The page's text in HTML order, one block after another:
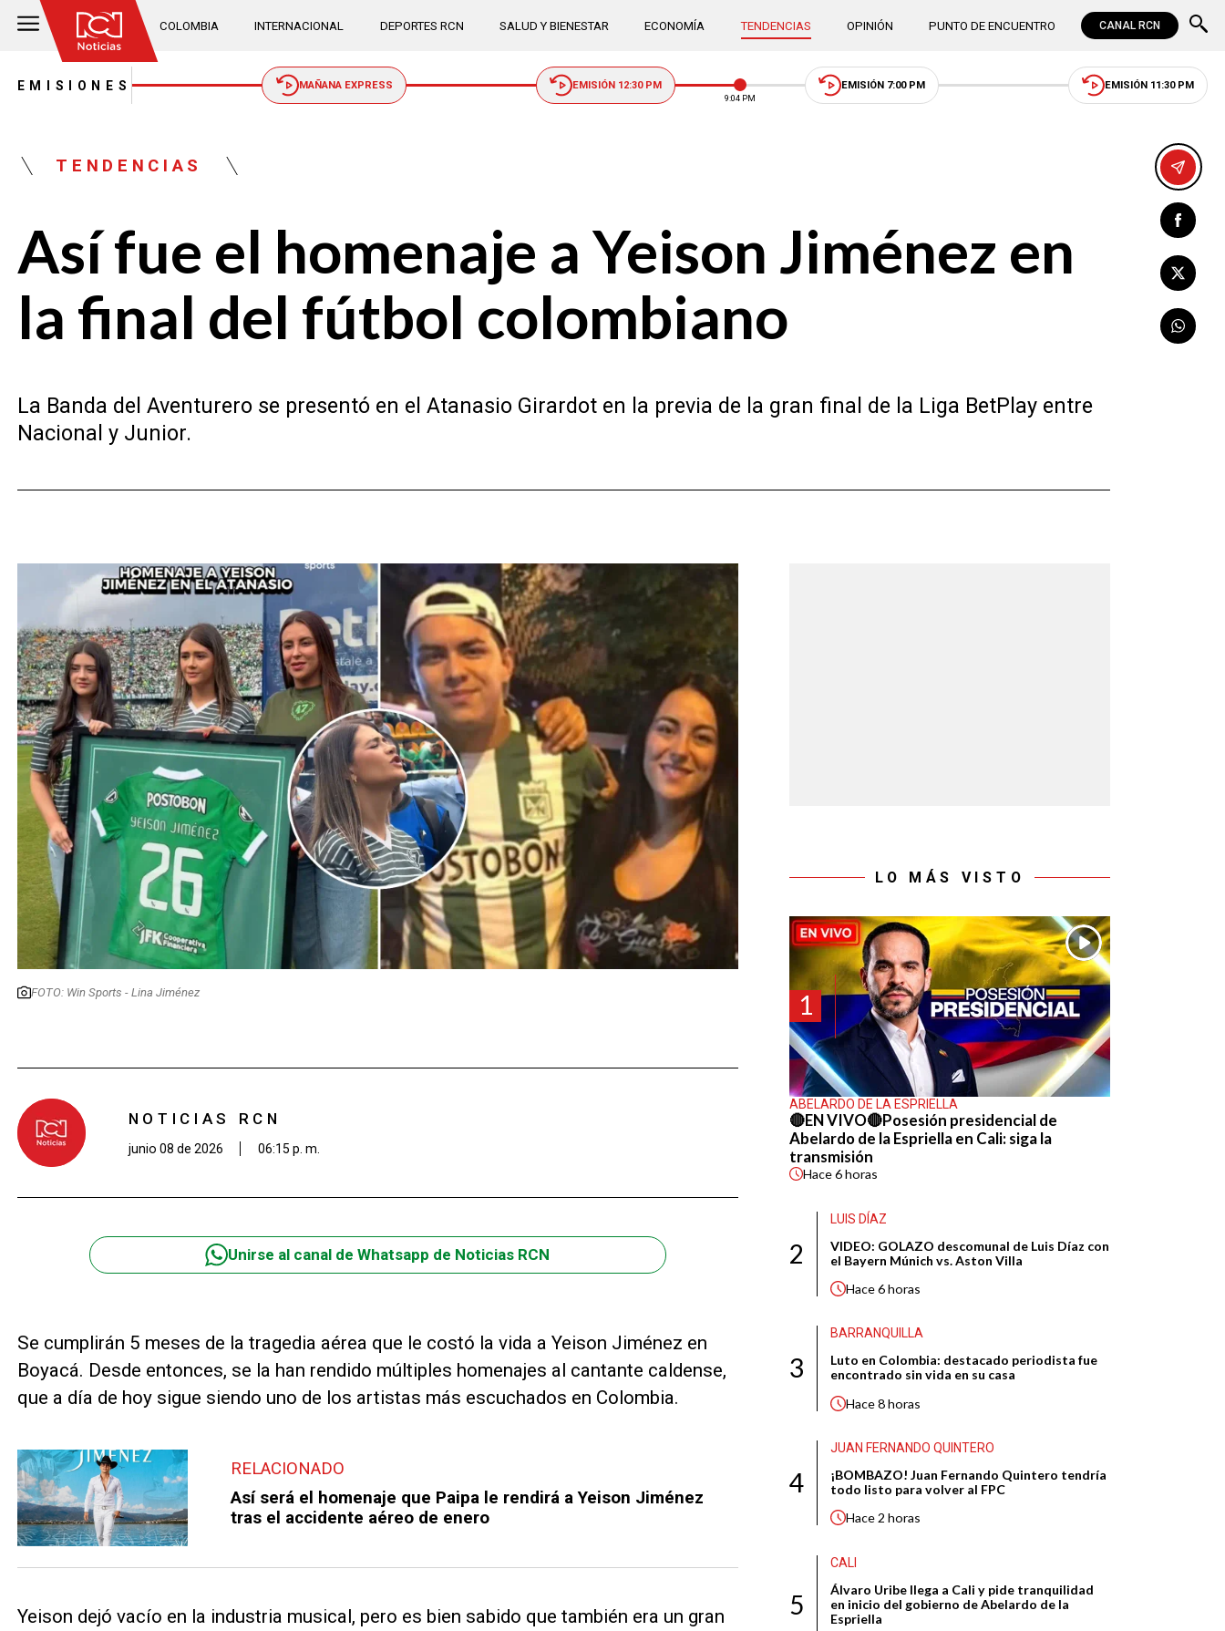
COLOMBIA INTERNACIONAL DEPORTES RCN SALUD Y BIENESTAR ECONOMÍA TENDENCIAS OPINIÓN PUNTO DE ENCUENTRO CANAL RCN
EMISIONES MAÑANA EXPRESS EMISIÓN 12:30 PM
9:04 PM
EMISIÓN 7:00 PM EMISIÓN 11:30 PM
TENDENCIAS
Así fue el homenaje a Yeison Jiménez en
la final del fútbol colombiano
La Banda del Aventurero se presentó en el Atanasio Girardot en la previa de la gran final de la Liga BetPlay entre
Nacional y Junior.
FOTO: Win Sports - Lina Jiménez
NOTICIAS RCN
junio 08 de 2026 06:15 p. m.
Unirse al canal de Whatsapp de Noticias RCN
Se cumplirán 5 meses de la tragedia aérea que le costó la vida a Yeison Jiménez en
Boyacá. Desde entonces, se la han rendido múltiples homenajes al cantante caldense,
que a día de hoy sigue siendo uno de los artistas más escuchados en Colombia.
RELACIONADO
Así será el homenaje que Paipa le rendirá a Yeison Jiménez
tras el accidente aéreo de enero
Yeison dejó vacío en la industria musical, pero es bien sabido que también era un gran
LO MÁS VISTO
1
ABELARDO DE LA ESPRIELLA
🔴EN VIVO🔴Posesión presidencial de
Abelardo de la Espriella en Cali: siga la
transmisión
Hace6 horas
2
LUIS DÍAZ
VIDEO: GOLAZO descomunal de Luis Díaz con
el Bayern Múnich vs. Aston Villa
Hace6 horas
3
BARRANQUILLA
Luto en Colombia: destacado periodista fue
encontrado sin vida en su casa
Hace8 horas
4
JUAN FERNANDO QUINTERO
¡BOMBAZO! Juan Fernando Quintero tendría
todo listo para volver al FPC
Hace2 horas
5
CALI
Álvaro Uribe llega a Cali y pide tranquilidad
en inicio del gobierno de Abelardo de la
Espriella